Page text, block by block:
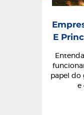
E
papel do
e